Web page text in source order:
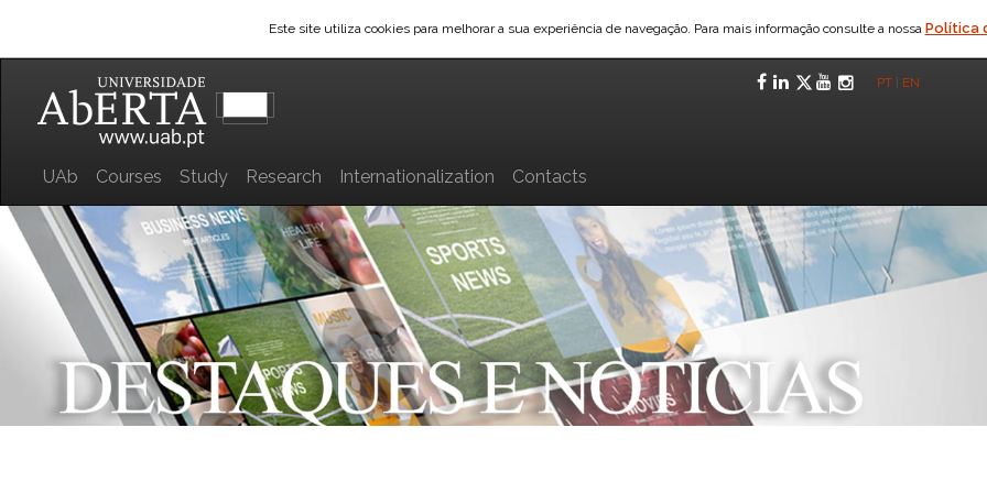
Este site utiliza cookies para melhorar a sua experiência de navegação. Para mais informação consulte a nossa Política
Facebook
LinkedIn
Twitter
YouTube
PT EN
UAb Courses Study Research Internationalization Contacts